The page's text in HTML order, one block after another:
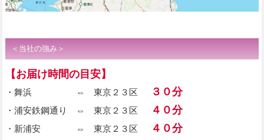
＜当社の強み＞
【お届け時間の目安】
・舞浜 ⇔ 東京２３区 ３０分
・浦安鉄鋼通り ⇔ 東京２３区 ４０分
・新浦安 ⇔ 東京２３区 ４０分